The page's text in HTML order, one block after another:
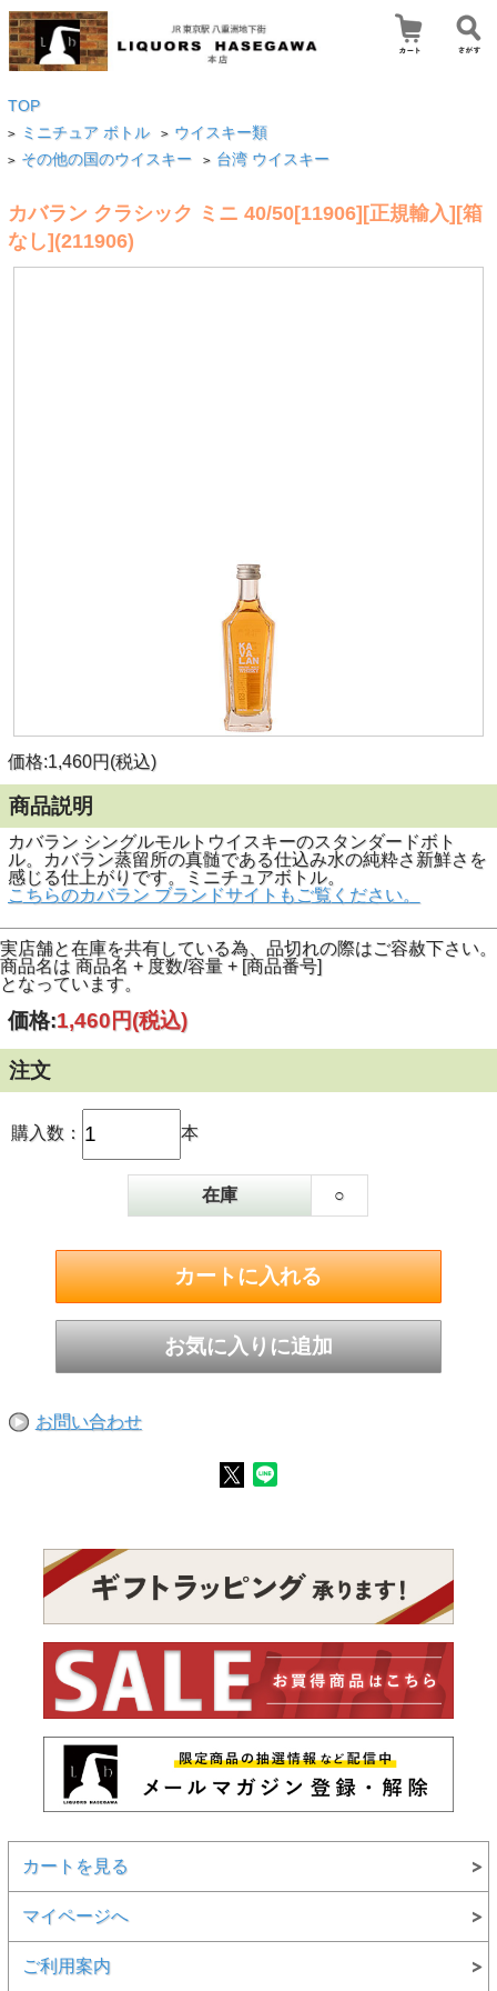
TOP
> ミニチュア ボトル > ウイスキー類
> その他の国のウイスキー > 台湾 ウイスキー
カバラン クラシック ミニ 40/50[11906][正規輸入][箱
なし](211906)
価格:1,460円(税込)
商品説明
カバラン シングルモルトウイスキーのスタンダードボト
ル。カバラン蒸留所の真髄である仕込み水の純粋さ新鮮さを
感じる仕上がりです。ミニチュアボトル。
こちらのカバラン ブランドサイトもご覧ください。
実店舗と在庫を共有している為、品切れの際はご容赦下さい。
商品名は 商品名 + 度数/容量 + [商品番号]
となっています。
価格:1,460円(税込)
注文
購入数： 本
在庫 ○
お問い合わせ
カートを見る
マイページへ
ご利用案内